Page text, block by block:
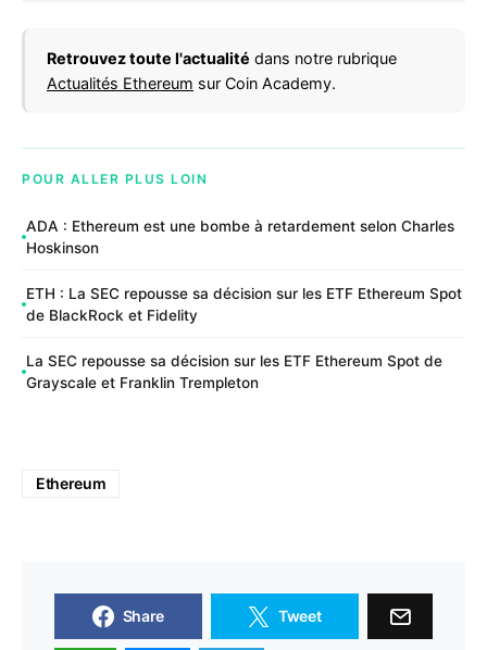
Retrouvez toute l'actualité dans notre rubrique
Actualités Ethereum sur Coin Academy.
POUR ALLER PLUS LOIN
ADA : Ethereum est une bombe à retardement selon Charles
Hoskinson
ETH : La SEC repousse sa décision sur les ETF Ethereum Spot
de BlackRock et Fidelity
La SEC repousse sa décision sur les ETF Ethereum Spot de
Grayscale et Franklin Trempleton
Ethereum
Share Tweet